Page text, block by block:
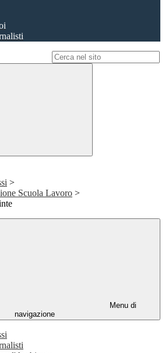
>
Scuola Lavoro >
Menu di
navigazione